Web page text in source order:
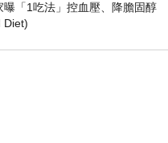
曝「1吃法」控血壓、降膽固醇
Diet)
dietitiansophia/posts/